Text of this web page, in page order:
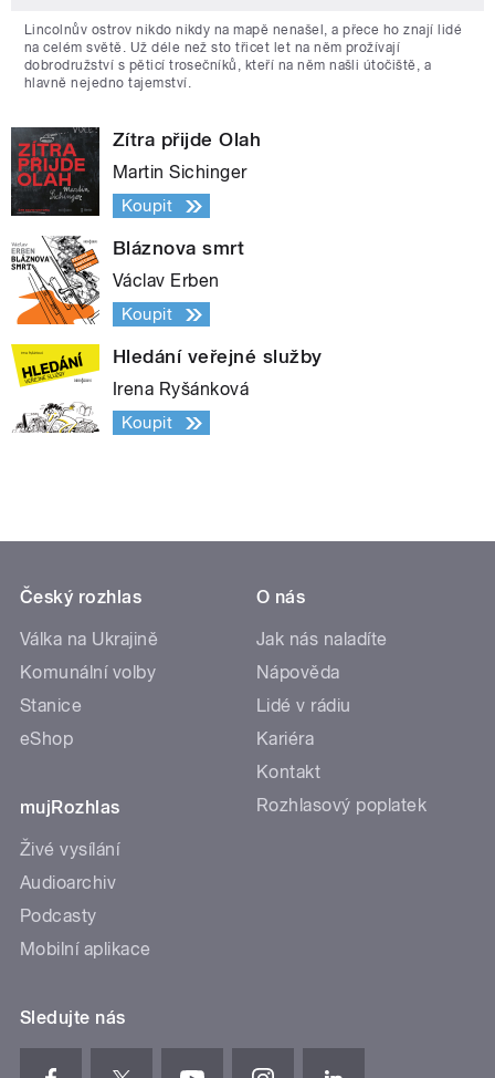
Lincolnův ostrov nikdo nikdy na mapě nenašel, a přece ho znají lidé
na celém světě. Už déle než sto třicet let na něm prožívají
dobrodružství s pěticí trosečníků, kteří na něm našli útočiště, a
hlavně nejedno tajemství.
Zítra přijde Olah
Martin Sichinger
Koupit
Bláznova smrt
Václav Erben
Koupit
Hledání veřejné služby
Irena Ryšánková
Koupit
Český rozhlas
Válka na Ukrajině
Komunální volby
Stanice
eShop
mujRozhlas
Živé vysílání
Audioarchiv
Podcasty
Mobilní aplikace
O nás
Jak nás naladíte
Nápověda
Lidé v rádiu
Kariéra
Kontakt
Rozhlasový poplatek
Sledujte nás